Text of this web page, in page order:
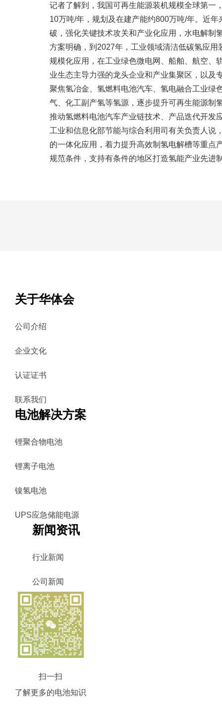
记者了解到，我国可再生能源装机规模全球第一
10万吨/年，规划及在建产能约800万吨/年。近
破，强化关键技术攻关和产业化应用，水电解制
方案明确，到2027年，工业领域清洁低碳氢应
规模化应用，在工业绿色微电网、船舶、航空、
业生态主导力强的龙头企业和产业集聚区，以及
聚焦氢冶金、氢燃料电池汽车、氢电融合工业绿
气、化工副产氢等氢源，逐步提升可再生能源制
推动氢燃料电池汽车产业链技术、产品迭代开发
工业和信息化部节能与综合利用司有关负责人说
的一体化应用，着力提升高效制氢电解槽等重点
规范条件，支持有条件的地区打造氢能产业先进
关于华体会
公司介绍
企业文化
认证证书
联系我们
电池解决方案
锂聚合物电池
锂离子电池
镍氢电池
UPS应急储能电源
新闻资讯
行业新闻
公司新闻
扫一扫
了解更多的电池知识